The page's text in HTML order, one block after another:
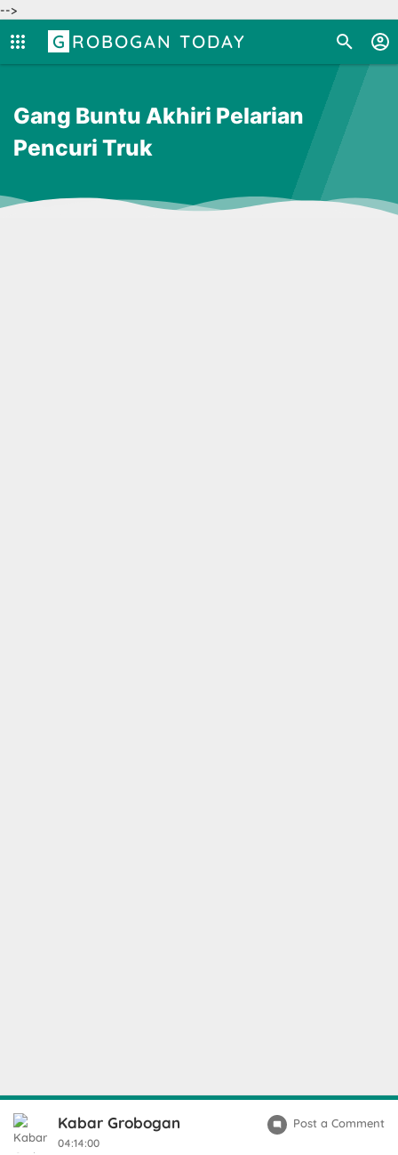
-->
GROBOGAN TODAY
Gang Buntu Akhiri Pelarian
Pencuri Truk
Kabar Grobogan
04:14:00
Post a Comment